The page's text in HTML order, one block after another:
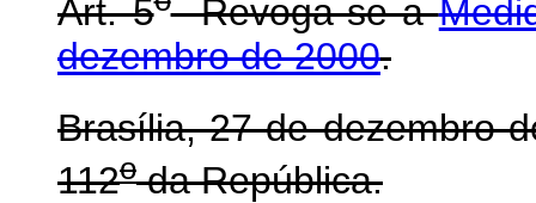
Art. 5 Revoga-se a
dezembro de 2000.
Brasília, 27 de dezembro
112oda República.